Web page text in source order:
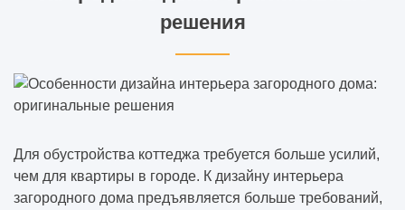
решения
Для обустройства коттеджа требуется больше усилий,
чем для квартиры в городе. К дизайну интерьера
загородного дома предъявляется больше требований,